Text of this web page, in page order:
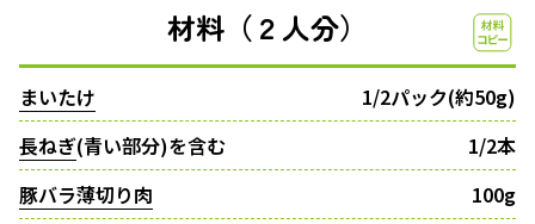
材料（２人分）
まいたけ
1/2パック(約50g)
長ねぎ(青い部分)を含む
1/2本
豚バラ薄切り肉
100g